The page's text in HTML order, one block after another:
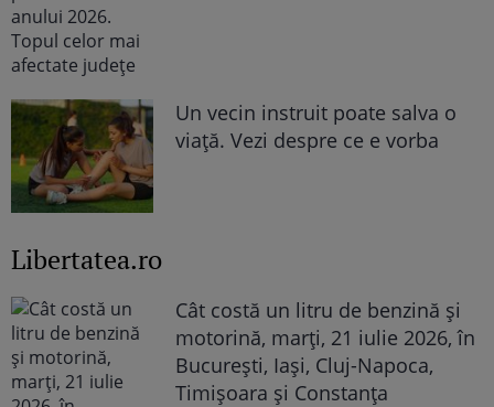
Un vecin instruit poate salva o
viață. Vezi despre ce e vorba
Libertatea.ro
Cât costă un litru de benzină și
motorină, marți, 21 iulie 2026, în
București, Iași, Cluj-Napoca,
Timișoara și Constanța